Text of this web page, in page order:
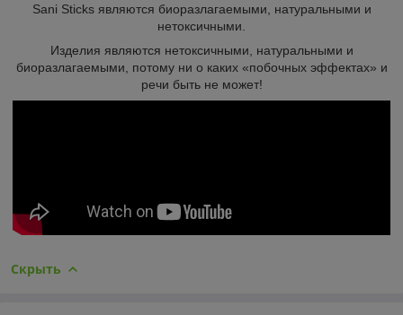
Sani Sticks являются биоразлагаемыми, натуральными и
нетоксичными.
Изделия являются нетоксичными, натуральными и
биоразлагаемыми, потому ни о каких «побочных эффектах» и
речи быть не может!
Скрыть